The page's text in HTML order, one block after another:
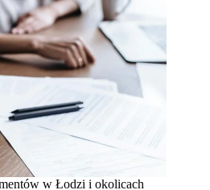
w Łodzi i okolicach